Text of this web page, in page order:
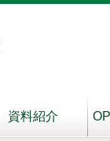
資料紹介